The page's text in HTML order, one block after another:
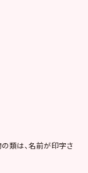
類は、名前が印字さ